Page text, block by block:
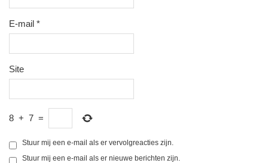
E-mail *
Site
8 + 7 =
Stuur mij een e-mail als er vervolgreacties zijn.
Stuur mij een e-mail als er nieuwe berichten zijn.